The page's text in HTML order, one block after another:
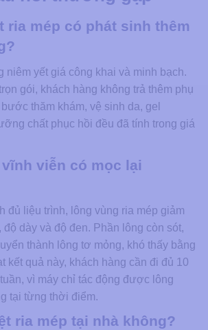
ria mép có phát sinh thêm
niêm yết giá công khai và minh bạch.
gói, khách hàng không trả thêm phụ
thăm khám, vệ sinh da, gel
chất phục hồi đều đã tính trong giá
viễn có mọc lại
đủ liệu trình, lông vùng ria mép giảm
độ dày và độ đen. Phần lông còn sót,
thành lông tơ mỏng, khó thấy bằng
kết quả này, khách hàng cần đi đủ 10
vì máy chỉ tác động được lông
tại từng thời điểm.
ria mép tại nhà không?